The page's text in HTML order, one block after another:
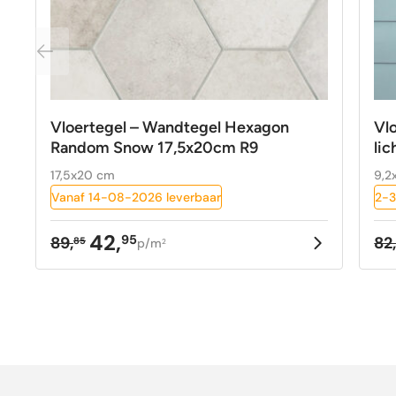
Vloertegel – Wandtegel Hexagon
Random Snow 17,5x20cm R9
17,5x20 cm
Vanaf 14-08-2026 leverbaar
89,85
Oorspronkelijke
prijs
42,95
Huidige
prijs
p/m2
2-
82,